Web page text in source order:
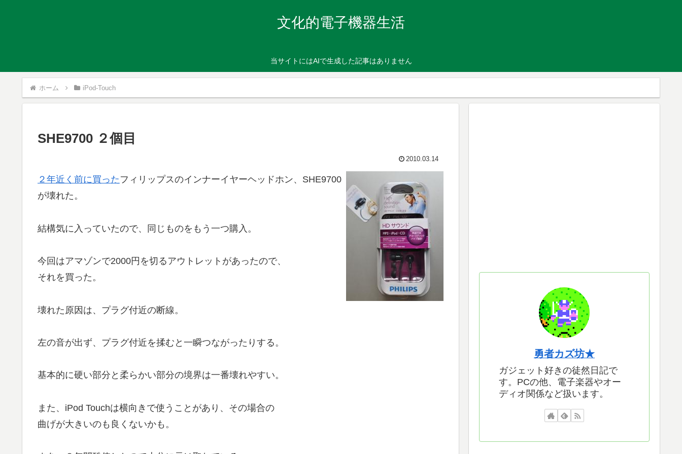
文化的電子機器生活
当サイトにはAIで生成した記事はありません
ホーム iPod-Touch
SHE9700 ２個目
2010.03.14
２年近く前に買った フィリップスのインナーイヤーヘッドホン、SHE9700
が壊れた。
結構気に入っていたので、同じものをもう一つ購入。
今回はアマゾンで2000円を切るアウトレットがあったので、
それを買った。
壊れた原因は、プラグ付近の断線。
左の音が出ず、プラグ付近を揉むと一瞬つながったりする。
基本的に硬い部分と柔らかい部分の境界は一番壊れやすい。
また、iPod Touchは横向きで使うことがあり、その場合の
曲げが大きいのも良くないかも。
勇者カズ坊★
ガジェット好きの徒然日記で
す。PCの他、電子楽器やオー
ディオ関係など扱います。